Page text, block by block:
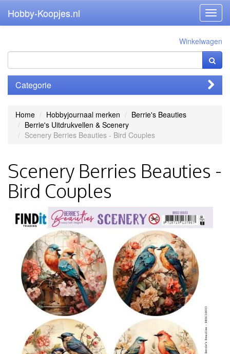
Hobby-Koopjes.nl
Winkelwagen
Categorie
Home Hobbyjournaal merken
Berrie's Beauties
Berrie's Uitdrukvellen & Scenery
Scenery Berries Beauties - Bird Couples
Scenery Berries Beauties -
Bird Couples